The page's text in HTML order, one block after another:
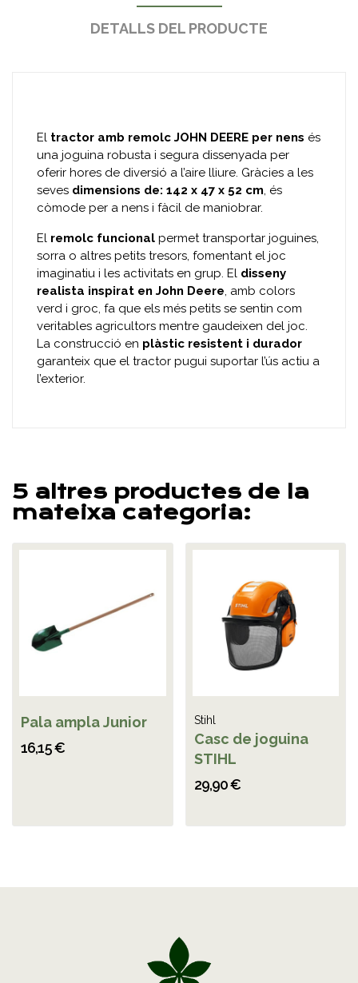
DETALLS DEL PRODUCTE
El tractor amb remolc JOHN DEERE per nens és
una joguina robusta i segura dissenyada per
oferir hores de diversió a l’aire lliure. Gràcies a les
seves dimensions de: 142 x 47 x 52 cm, és
còmode per a nens i fàcil de maniobrar.
El remolc funcional permet transportar joguines,
sorra o altres petits tresors, fomentant el joc
imaginatiu i les activitats en grup. El disseny
realista inspirat en John Deere, amb colors
verd i groc, fa que els més petits se sentin com
veritables agricultors mentre gaudeixen del joc.
La construcció en plàstic resistent i durador
garanteix que el tractor pugui suportar l’ús actiu a
l’exterior.
5 altres productes de la
mateixa categoria:
Pala ampla Junior
16,15 €
Stihl
Casc de joguina
STIHL
29,90 €